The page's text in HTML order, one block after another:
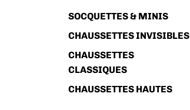
SOCQUETTES & MINIS
CHAUSSETTES INVISIBLES
CHAUSSETTES
CLASSIQUES
CHAUSSETTES HAUTES